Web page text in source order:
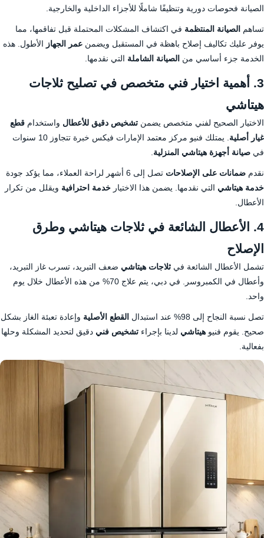
الصيانة فحوصات دورية وتنظيفًا شاملًا للأجزاء الداخلية والخارجية.
تساهم الصيانة المنتظمة في اكتشاف المشكلات المحتملة قبل تفاقمها، مما
يوفر عليك تكاليف إصلاح باهظة في المستقبل ويضمن عمر الجهاز الأطول. هذه
الخدمة جزء أساسي من الصيانة الشاملة التي نقدمها.
3. أهمية اختيار فني متخصص في تصليح ثلاجات
هيتاشي
الاختيار الصحيح لفني متخصص يضمن تشخيص دقيق للأعطال واستخدام قطع
غيار أصلية
. يمتلك فنيو مركز معتمد الإمارات فيكس خبرة تتجاوز 10 سنوات
في صيانة أجهزة هيتاشي المنزلية
نقدم ضمانات على الإصلاحات تصل إلى 6 أشهر لراحة العملاء، مما يؤكد جودة
خدمة هيتاشي التي نقدمها. يضمن هذا الاختيار خدمة احترافية ويقلل من تكرار
الأعطال.
4. الأعطال الشائعة في ثلاجات هيتاشي وطرق
الإصلاح
تشمل الأعطال الشائعة في ثلاجات هيتاشي ضعف التبريد، تسرب غاز التبريد،
وأعطال في الكمبروسر. في دبي، يتم علاج 70% من هذه الأعطال خلال يوم
واحد.
تصل نسبة النجاح إلى 98% عند استبدال القطع الأصلية وإعادة تعبئة الغاز بشكل
صحيح. يقوم فنيوهيتاشي لدينا بإجراء تشخيص فني دقيق لتحديد المشكلة وحلها
بفعالية.